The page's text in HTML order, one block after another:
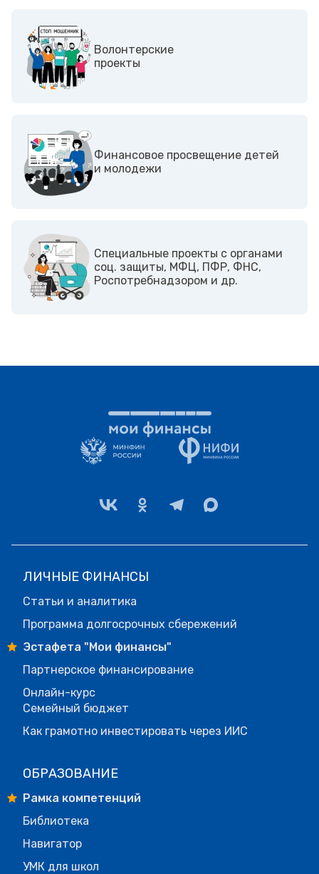
Волонтерские
проекты
Финансовое просвещение детей
и молодежи
Cпециальные проекты с органами
соц. защиты, МФЦ, ПФР, ФНС,
Роспотребнадзором и др.
ЛИЧНЫЕ ФИНАНСЫ
Статьи и аналитика
Программа долгосрочных сбережений
Эстафета "Мои финансы"
Партнерское финансирование
Онлайн-курс
Семейный бюджет
Как грамотно инвестировать через ИИС
ОБРАЗОВАНИЕ
Рамка компетенций
Библиотека
Навигатор
УМК для школ